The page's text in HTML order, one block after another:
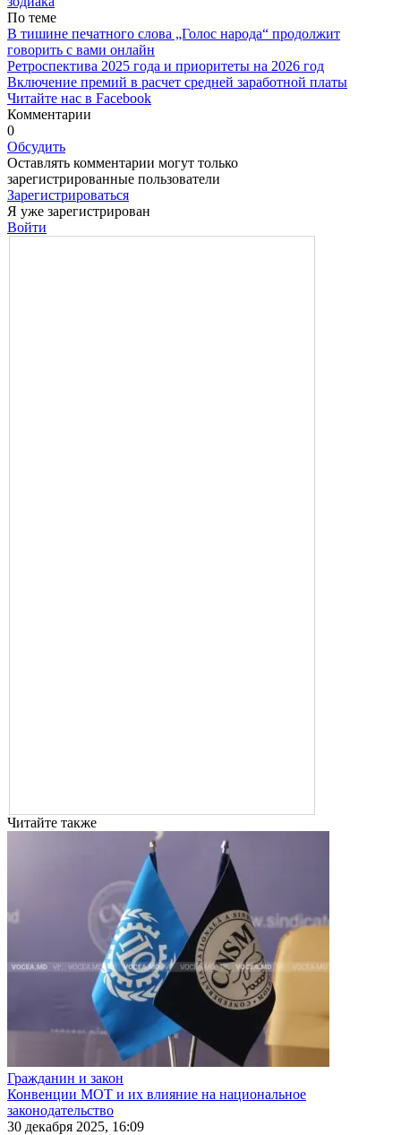
По теме
В тишине печатного слова „Голос народа“ продолжит
говорить с вами онлайн
Ретроспектива 2025 года и приоритеты на 2026 год
Включение премий в расчет средней заработной платы
Читайте нас в Facebook
Комментарии
0
Обсудить
Оставлять комментарии могут только
зарегистрированные пользователи
Зарегистрироваться
Я уже зарегистрирован
Войти
Читайте также
Гражданин и закон
Конвенции МОТ и их влияние на национальное
законодательство
30 декабря 2025, 16:09